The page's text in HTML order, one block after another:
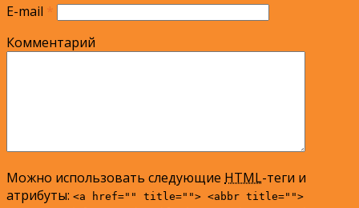
E-mail *
Комментарий
Можно использовать следующие HTML-теги и
атрибуты: <a href="" title=""> <abbr title="">